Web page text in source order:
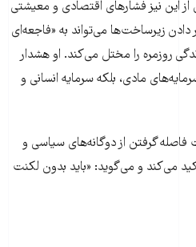
از این نیز فشارهای اقتصادی و معیشتی
زیرساخت‌ها می‌تواند به «فاجعه‌ای
روزمره را مختل می‌کند. او هشدار
مادی، بلکه سرمایه انسانی و
فاصله گرفتن از دوگانه‌های سیاسی و
می‌کند و می‌گوید: «باید بدون لکنت